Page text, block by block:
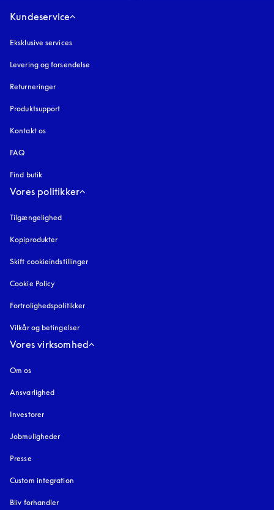
Kundeservice
Eksklusive services
Levering og forsendelse
Returneringer
Produktsupport
Kontakt os
FAQ
Find butik
Vores politikker
Tilgængelighed
Kopiprodukter
Skift cookieindstillinger
Cookie Policy
Fortrolighedspolitikker
Vilkår og betingelser
Vores virksomhed
Om os
Ansvarlighed
Investorer
Jobmuligheder
Presse
Custom integration
Bliv forhandler